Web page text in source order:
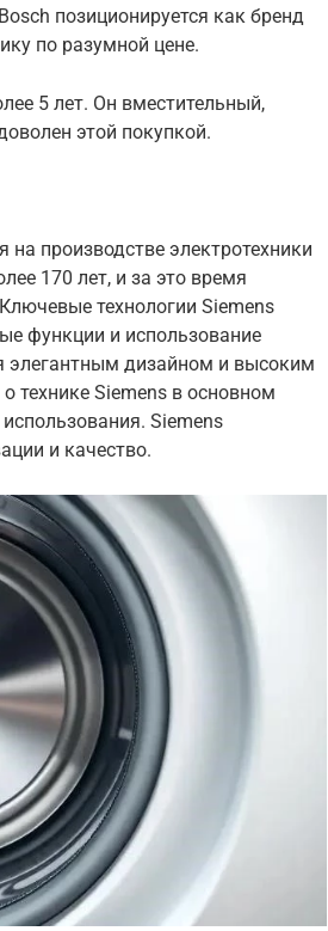
позиционируется как бренд
по разумной цене.
5 лет. Он вместительный,
этой покупкой.
производстве электротехники
170 лет, и за это время
технологии Siemens
функции и использование
элегантным дизайном и высоким
технике Siemens в основном
Siemens
и качество.